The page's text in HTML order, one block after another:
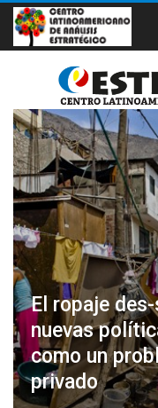
El ropaje
nuevas
como un
privado